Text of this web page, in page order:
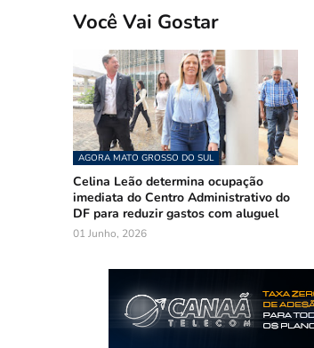
Você Vai Gostar
AGORA MATO GROSSO DO SUL
Celina Leão determina ocupação
imediata do Centro Administrativo do
DF para reduzir gastos com aluguel
01 Junho, 2026